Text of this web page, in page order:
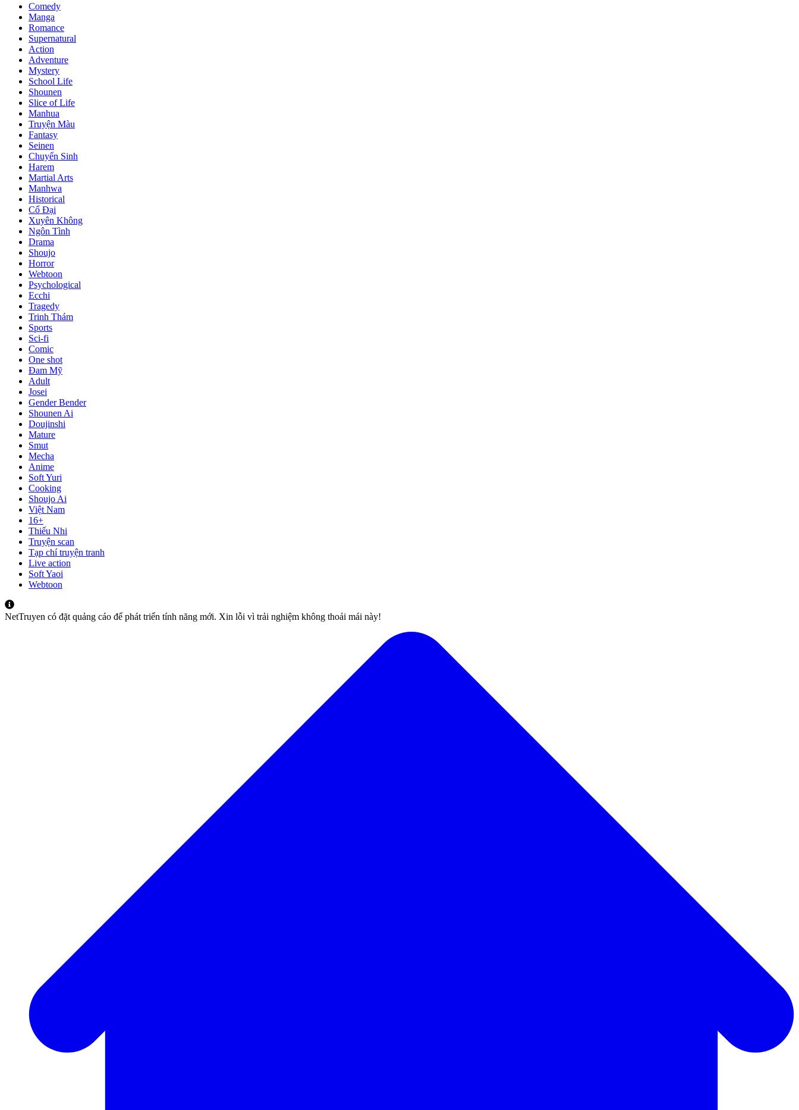
Comedy
Manga
Romance
Supernatural
Action
Adventure
Mystery
School Life
Shounen
Slice of Life
Manhua
Truyện Màu
Fantasy
Seinen
Chuyển Sinh
Harem
Martial Arts
Manhwa
Historical
Cổ Đại
Xuyên Không
Ngôn Tình
Drama
Shoujo
Horror
Webtoon
Psychological
Ecchi
Tragedy
Trinh Thám
Sports
Sci-fi
Comic
One shot
Đam Mỹ
Adult
Josei
Gender Bender
Shounen Ai
Doujinshi
Mature
Smut
Mecha
Anime
Soft Yuri
Cooking
Shoujo Ai
Việt Nam
16+
Thiếu Nhi
Truyện scan
Tạp chí truyện tranh
Live action
Soft Yaoi
Webtoon
NetTruyen có đặt quảng cáo để phát triển tính năng mới. Xin lỗi vì trải nghiệm không thoải mái này!